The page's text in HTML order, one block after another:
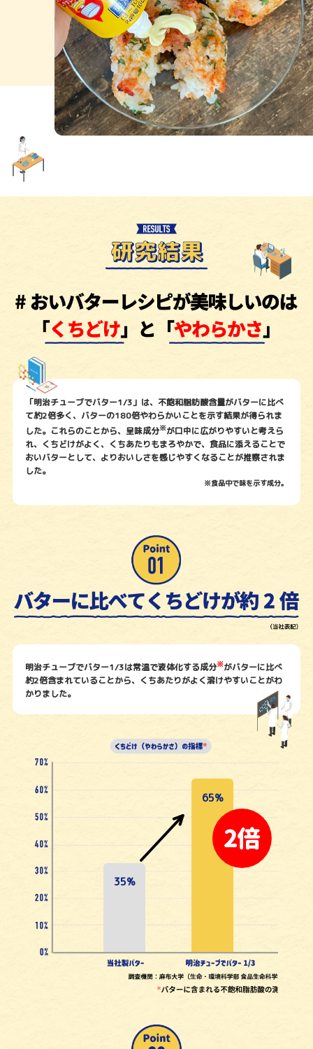
「明治チューブでバター1/3」は、不飽和脂肪酸含量がバターに比べ
て約2倍多く、 バターの180倍やわらかいことを示す結果が得られま
した。これらのことから、 呈味成分※が口中に広がりやすいと考えら
れ、くちどけがよく、くちあたりもまろやかで、食品に添えることで
おいバターとして、よりおいしさを感じやすくなることが推察されま
した。
※食品中で味を示す成分。
明治チューブでバター1/3は常温で液体化する成分※がバターに比べ
約2倍含まれていることから、くちあたりがよく溶けやすいことがわ
かりました。
35%
65%